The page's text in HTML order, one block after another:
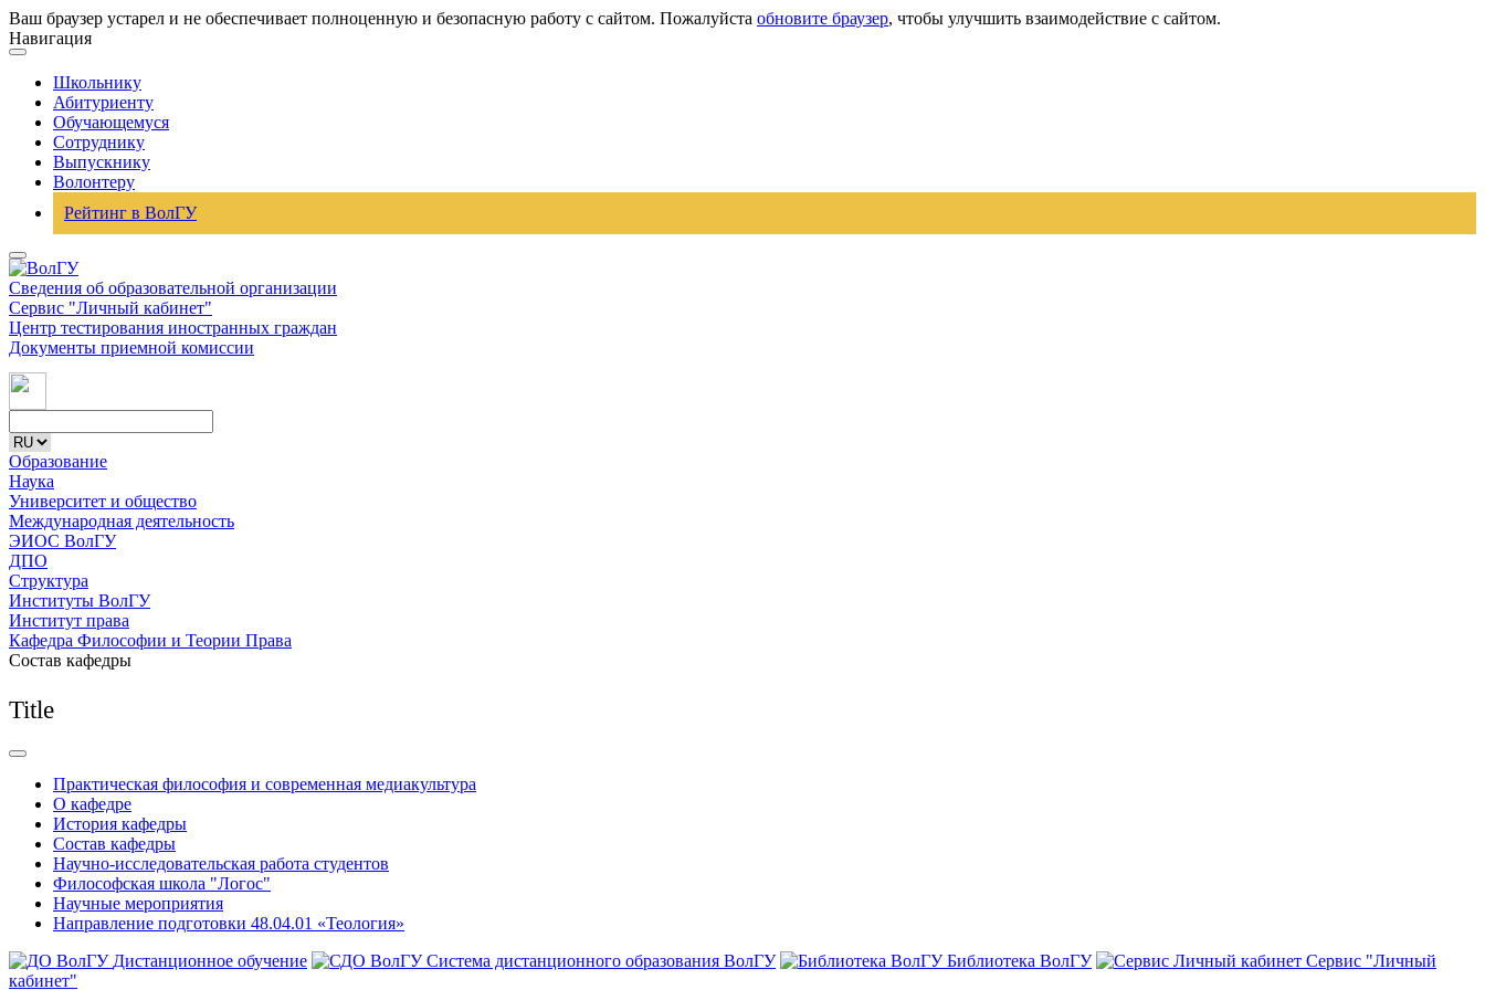
Ваш браузер устарел и не обеспечивает полноценную и безопасную работу с сайтом. Пожалуйста обновите браузер, чтобы улучшить взаимодействие с сайтом.
Навигация
Школьнику
Абитуриенту
Обучающемуся
Сотруднику
Выпускнику
Волонтеру
Рейтинг в ВолГУ
Сведения об образовательной организации
Сервис "Личный кабинет"
Центр тестирования иностранных граждан
Документы приемной комиссии
Образование
Наука
Университет и общество
Международная деятельность
ЭИОС ВолГУ
ДПО
Структура
Институты ВолГУ
Институт права
Кафедра Философии и Теории Права
Состав кафедры
Title
Практическая философия и современная медиакультура
О кафедре
История кафедры
Состав кафедры
Научно-исследовательская работа студентов
Философская школа "Логос"
Научные мероприятия
Направление подготовки 48.04.01 «Теология»
Дистанционное обучение
Система дистанционного образования ВолГУ Библиотека ВолГУ
Сервис "Личный
кабинет"